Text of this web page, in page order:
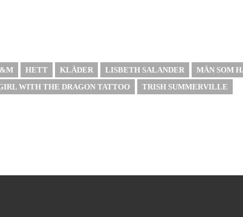
HETT KLÄDER LISBETH SALANDER
MÄN SOM
WITH THE DRAGON TATTOO TRISH SUMMERVILLE